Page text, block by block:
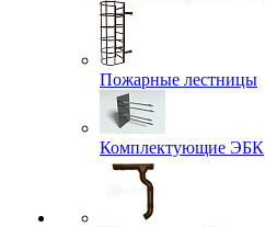
Пожарные лестницы
Комплектующие ЭБК